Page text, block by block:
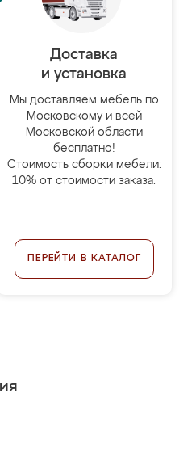
Доставка
и установка
Мы доставляем мебель по
Московскому и всей
Московской области
бесплатно!
Стоимость сборки мебели:
10% от стоимости заказа.
ПЕРЕЙТИ В КАТАЛОГ